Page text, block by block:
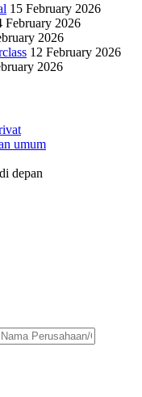
15 February 2026
February 2026
2026
12 February 2026
2026
depan